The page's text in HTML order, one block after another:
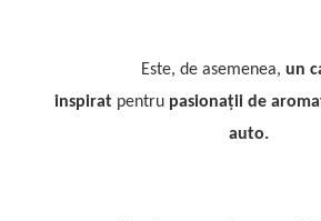
Este, de asemenea, un
inspirat pentru pasionații de
auto.